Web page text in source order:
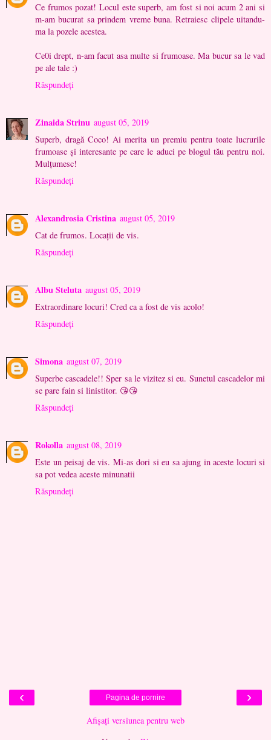
Ce frumos pozat! Locul este superb, am fost si noi acum 2 ani si
m-am bucurat sa prindem vreme buna. Retraiesc clipele uitandu-
ma la pozele acestea.
Ce0i drept, n-am facut asa multe si frumoase. Ma bucur sa le vad
pe ale tale :)
Răspundeți
Zinaida Strinu august 05, 2019
Superb, dragă Coco! Ai merita un premiu pentru toate lucrurile
frumoase și interesante pe care le aduci pe blogul tău pentru noi.
Mulțumesc!
Răspundeți
Alexandrosia Cristina august 05, 2019
Cat de frumos. Locații de vis.
Răspundeți
Albu Steluta august 05, 2019
Extraordinare locuri! Cred ca a fost de vis acolo!
Răspundeți
Simona august 07, 2019
Superbe cascadele!! Sper sa le vizitez si eu. Sunetul cascadelor mi
se pare fain si linistitor. 😘😘
Răspundeți
Rokolla august 08, 2019
Este un peisaj de vis. Mi-as dori si eu sa ajung in aceste locuri si
sa pot vedea aceste minunatii
Răspundeți
‹ ›
Pagina de pornire
Afișați versiunea pentru web